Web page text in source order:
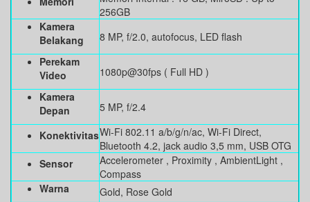
256GB
Kamera
Belakang
8 MP, f/2.0, autofocus, LED flash
Perekam
Video
1080p@30fps ( Full HD )
Kamera
Depan
5 MP, f/2.4
KonektivitasWi-Fi 802.11 a/b/g/n/ac, Wi-Fi Direct,
Bluetooth 4.2, jack audio 3,5 mm, USB OTG
Sensor
Accelerometer , Proximity , AmbientLight ,
Compass
Warna
Gold, Rose Gold